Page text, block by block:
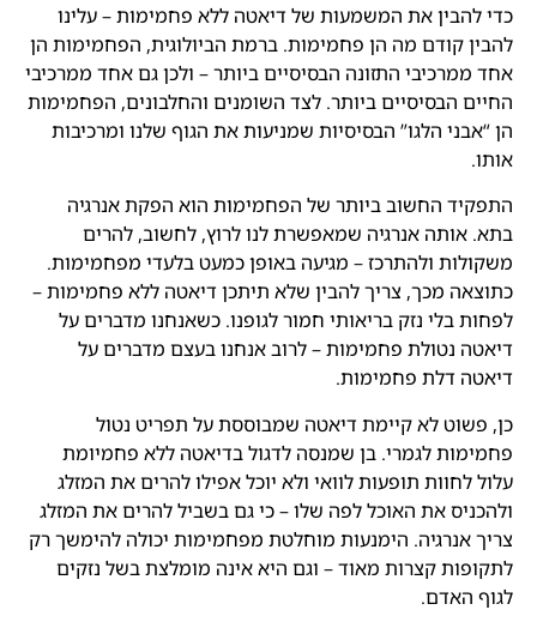
כדי להבין את המשמעות של דיאטה ללא פחמימות – עלינו
להבין קודם מה הן פחמימות. ברמת הביולוגית, הפחמימות הן
אחד ממרכיבי התזונה הבסיסיים ביותר – ולכן גם אחד ממרכיבי
החיים הבסיסיים ביותר. לצד השומנים והחלבונים, הפחמימות
הן “אבני הלגו” הבסיסיות שמניעות את הגוף שלנו ומרכיבות
אותו.
התפקיד החשוב ביותר של הפחמימות הוא הפקת אנרגיה
בתא. אותה אנרגיה שמאפשרת לנו לרוץ, לחשוב, להרים
משקולות ולהתרכז – מגיעה באופן כמעט בלעדי מפחמימות.
כתוצאה מכך, צריך להבין שלא תיתכן דיאטה ללא פחמימות –
לפחות בלי נזק בריאותי חמור לגופנו. כשאנחנו מדברים על
דיאטה נטולת פחמימות – לרוב אנחנו בעצם מדברים על
דיאטה דלת פחמימות.
כן, פשוט לא קיימת דיאטה שמבוססת על תפריט נטול
פחמימות לגמרי. בן שמנסה לדגול בדיאטה ללא פחמיומת
עלול לחוות תופעות לוואי ולא יוכל אפילו להרים את המזלג
ולהכניס את האוכל לפה שלו – כי גם בשביל להרים את המזלג
צריך אנרגיה. הימנעות מוחלטת מפחמימות יכולה להימשך רק
לתקופות קצרות מאוד – וגם היא אינה מומלצת בשל נזקים
לגוף האדם.